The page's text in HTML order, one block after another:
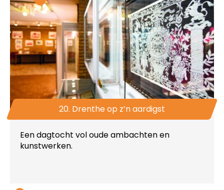
20. Drenthe op z’n aardigst
Een dagtocht vol oude ambachten en
kunstwerken.